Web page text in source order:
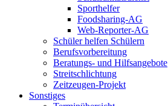
Sporthelfer
Foodsharing-AG
Web-Reporter-AG
Schüler helfen Schülern
Berufsvorbereitung
Beratungs- und Hilfsangebote
Streitschlichtung
Zeitzeugen-Projekt
Sonstiges